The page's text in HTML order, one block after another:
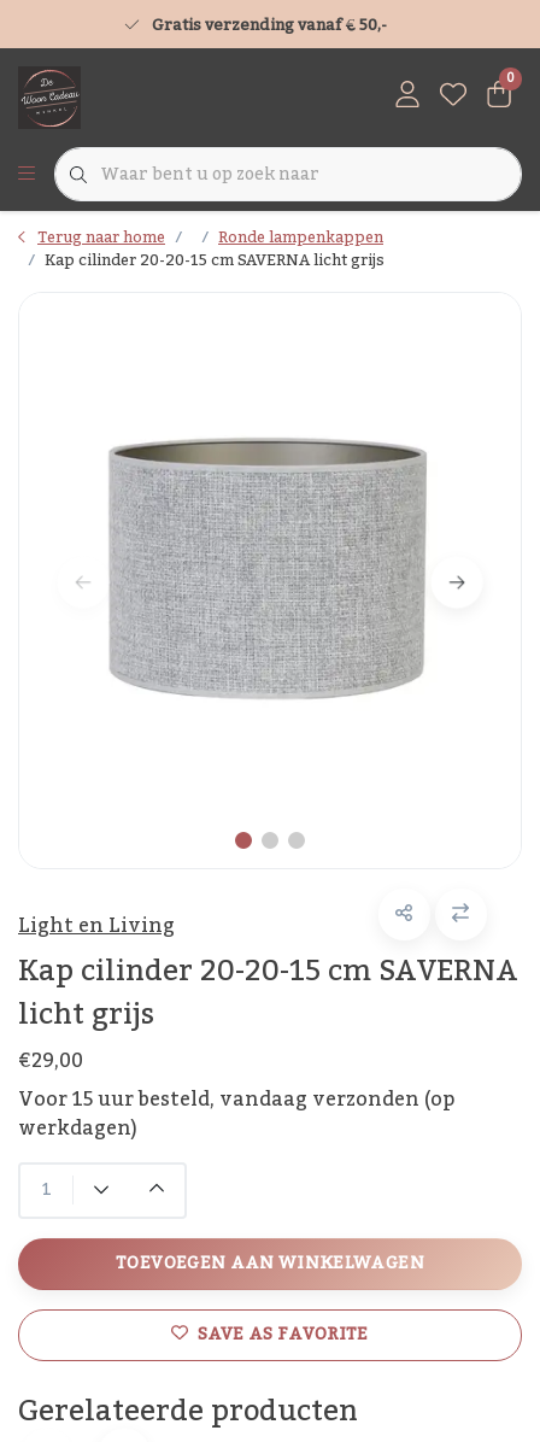
Gratis verzending vanaf € 50,-
0
Terug naar home Ronde lampenkappen
Kap cilinder 20-20-15 cm SAVERNA licht grijs
Light en Living
Kap cilinder 20-20-15 cm SAVERNA
licht grijs
€29,00
Voor 15 uur besteld, vandaag verzonden (op
werkdagen)
TOEVOEGEN AAN WINKELWAGEN
SAVE AS FAVORITE
Gerelateerde producten